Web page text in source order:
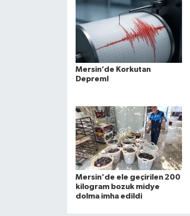
Mersin’de Korkutan
Deprem!
Mersin'de ele geçirilen 200
kilogram bozuk midye
dolma imha edildi